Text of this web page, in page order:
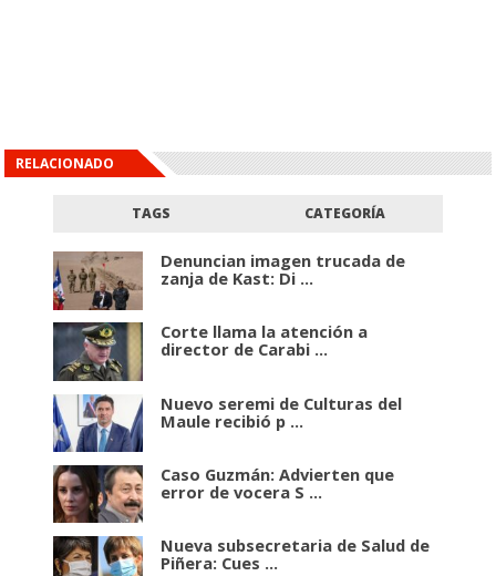
RELACIONADO
TAGS CATEGORÍA
Denuncian imagen trucada de
zanja de Kast: Di ...
Corte llama la atención a
director de Carabi ...
Nuevo seremi de Culturas del
Maule recibió p ...
Caso Guzmán: Advierten que
error de vocera S ...
Nueva subsecretaria de Salud de
Piñera: Cues ...